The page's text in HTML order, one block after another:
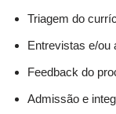
Triagem do
Entrevistas e/ou
Feedback do
Admissão e